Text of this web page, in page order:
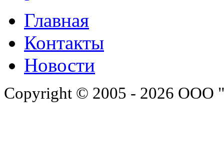
Главная
Контакты
Новости
Copyright © 2005 - 2026 ООО